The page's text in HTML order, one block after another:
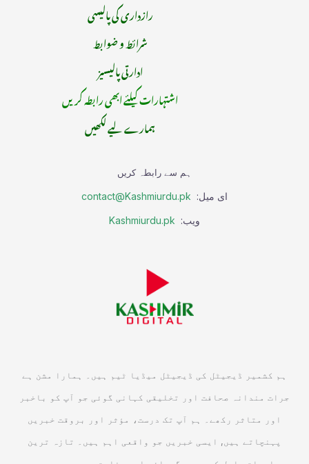
رازداری کی پالیسی
شرائط و ضوابط
ادارتی پالیسیز
اشتہارات کیلئے ابھی رابطہ کریں
ہمارے لیے لکھیں
ہم سے رابطہ کریں
ای میل: contact@Kashmiurdu.pk
ویب: Kashmiurdu.pk
ہم کشمیر ڈیجیٹل کی ڈیجیٹل میڈیا ٹیم ہیں۔ ہمارا مشن ہے
جرات مندانہ صحافت اور تخلیقی کہانی گوئی جو آپ کو باخبر
اور متاثر رکھے۔ ہم آپ تک درست، مؤثر اور بروقت خبریں
پہنچاتے ہیں, ایسی خبریں جو واقعی اہم ہیں۔ تازہ ترین